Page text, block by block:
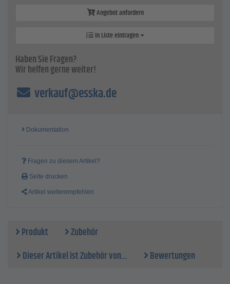
Angebot anfordern
In Liste eintragen
Haben Sie Fragen?
Wir helfen gerne weiter!
verkauf@esska.de
Dokumentation
Fragen zu diesem Artikel?
Seite drucken
Artikel weiterempfehlen
Produkt
Zubehör
Dieser Artikel ist Zubehör von...
Bewertungen